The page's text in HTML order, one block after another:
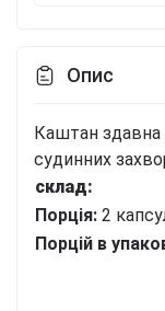
Опис
Каштан здавна
судинних
склад:
Порція: 2
Порцій в